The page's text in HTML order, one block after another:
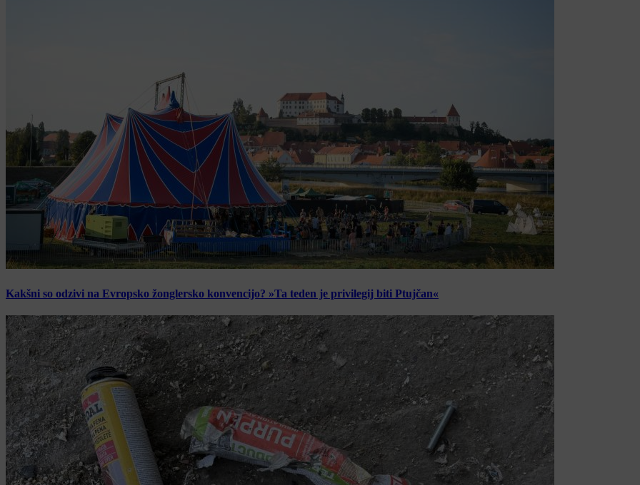
Kakšni so odzivi na Evropsko žonglersko konvencijo? »Ta teden je privilegij biti Ptujčan«